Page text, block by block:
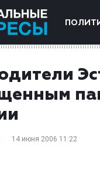
14 июня 2006 11:22